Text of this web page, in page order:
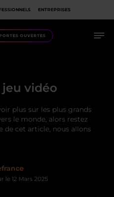
ENTREPRISES
PORTES OUVERTES
jeu vidéo
plus sur les plus grands
le monde, alors restez
de cet article, nous allons
le 12 Mars 2025